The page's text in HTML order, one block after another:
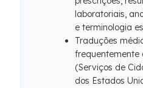
laboratoriais,
e terminologia
Traduções
frequentemente
(Serviços de
dos Estados